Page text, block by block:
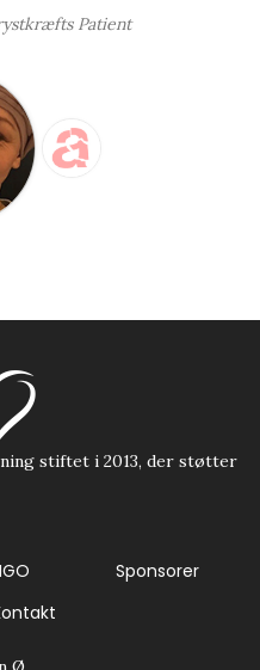
Patient
stiftet i 2013, der støtter
Sponsorer